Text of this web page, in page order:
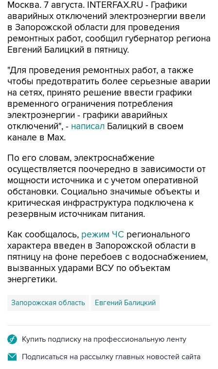
Москва. 7 августа. INTERFAX.RU - Графики
аварийных отключений электроэнергии ввели
в Запорожской области для проведения
ремонтных работ, сообщил губернатор региона
Евгений Балицкий в пятницу.
"Для проведения ремонтных работ, а также
чтобы предотвратить более серьезные аварии
на сетях, принято решение ввести графики
временного ограничения потребления
электроэнергии - графики аварийных
отключений", - написал Балицкий в своем
канале в Max.
По его словам, электроснабжение
осуществляется поочередно в зависимости от
мощности источника и с учетом оперативной
обстановки. Социально значимые объекты и
критическая инфраструктура подключена к
резервным источникам питания.
Как сообщалось, режим ЧС регионального
характера введен в Запорожской области в
пятницу на фоне перебоев с водоснабжением,
вызванных ударами ВСУ по объектам
энергетики.
Запорожская область Евгений Балицкий
Купить подписку на профессиональную ленту
Подписаться на рассылку главных новостей сайта